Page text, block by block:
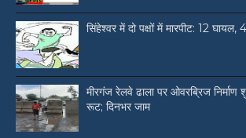
सिंहेश्वर में दो पक्षों में मारपीट: 12 घायल,
मीरगंज रेलवे ढाला पर ओवरब्रिज निर्माण
रूट; दिनभर जाम